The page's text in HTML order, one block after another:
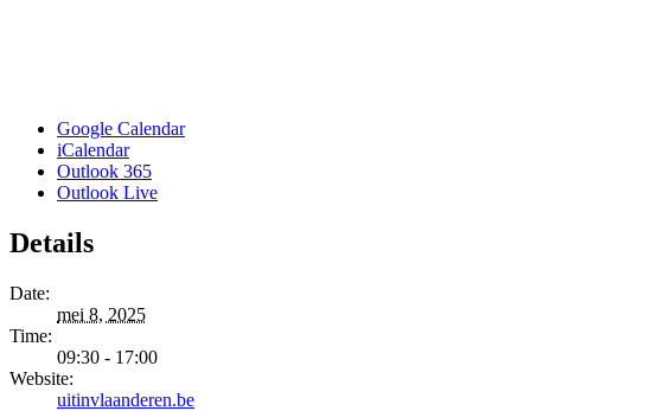
Google Calendar
iCalendar
Outlook 365
Outlook Live
Details
Date:
mei 8, 2025
Time:
09:30 - 17:00
Website:
uitinvlaanderen.be